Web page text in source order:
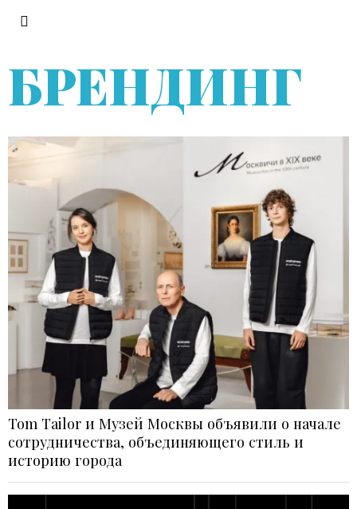
БРЕНДИНГ
Tom Tailor и Музей Москвы объявили о начале
сотрудничества, объединяющего стиль и
историю города